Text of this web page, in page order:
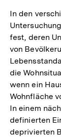
In den
fest, deren
von
die
wenn ein
Wohnfläche
In einem
definierten
deprivierten